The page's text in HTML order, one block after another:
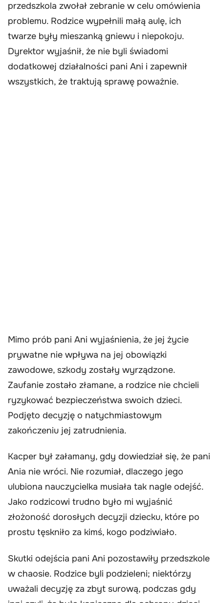
przedszkola zwołał zebranie w celu omówienia
problemu. Rodzice wypełnili małą aulę, ich
twarze były mieszanką gniewu i niepokoju.
Dyrektor wyjaśnił, że nie byli świadomi
dodatkowej działalności pani Ani i zapewnił
wszystkich, że traktują sprawę poważnie.
Mimo prób pani Ani wyjaśnienia, że jej życie
prywatne nie wpływa na jej obowiązki
zawodowe, szkody zostały wyrządzone.
Zaufanie zostało złamane, a rodzice nie chcieli
ryzykować bezpieczeństwa swoich dzieci.
Podjęto decyzję o natychmiastowym
zakończeniu jej zatrudnienia.
Kacper był załamany, gdy dowiedział się, że pani
Ania nie wróci. Nie rozumiał, dlaczego jego
ulubiona nauczycielka musiała tak nagle odejść.
Jako rodzicowi trudno było mi wyjaśnić
złożoność dorosłych decyzji dziecku, które po
prostu tęskniło za kimś, kogo podziwiało.
Skutki odejścia pani Ani pozostawiły przedszkole
w chaosie. Rodzice byli podzieleni; niektórzy
uważali decyzję za zbyt surową, podczas gdy